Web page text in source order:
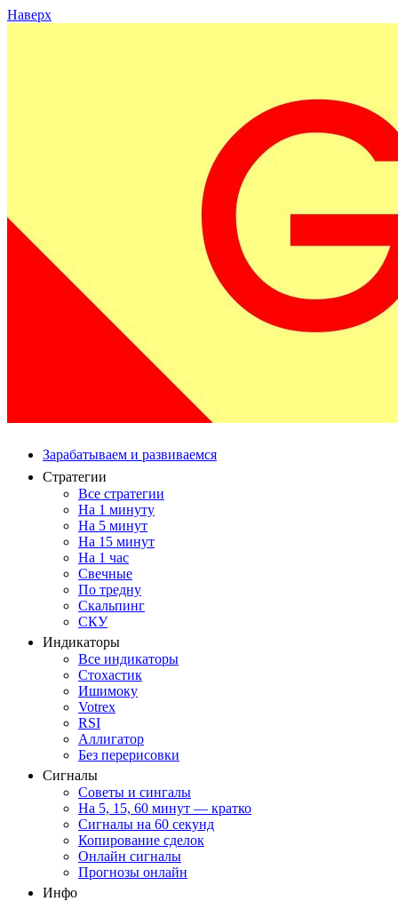
Наверх
Зарабатываем и развиваемся
Стратегии
Все стратегии
На 1 минуту
На 5 минут
На 15 минут
На 1 час
Свечные
По тредну
Скальпинг
СКУ
Индикаторы
Все индикаторы
Стохастик
Ишимоку
Votrex
RSI
Аллигатор
Без перерисовки
Сигналы
Советы и сингалы
На 5, 15, 60 минут — кратко
Сигналы на 60 секунд
Копирование сделок
Онлайн сигналы
Прогнозы онлайн
Инфо